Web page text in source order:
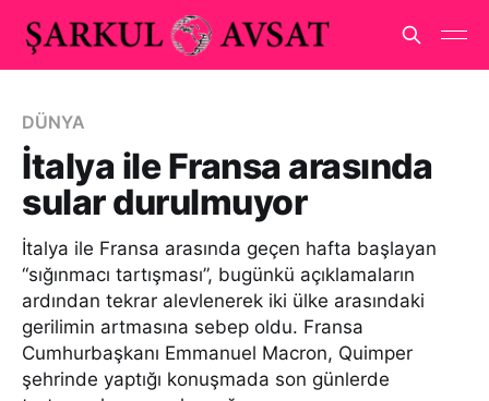
DÜNYA
İtalya ile Fransa arasında
sular durulmuyor
İtalya ile Fransa arasında geçen hafta başlayan
“sığınmacı tartışması”, bugünkü açıklamaların
ardından tekrar alevlenerek iki ülke arasındaki
gerilimin artmasına sebep oldu. Fransa
Cumhurbaşkanı Emmanuel Macron, Quimper
şehrinde yaptığı konuşmada son günlerde